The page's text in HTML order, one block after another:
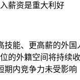
薪资是重大利好
技能、更高薪的外国
位的外籍空间将持续
期内竞争力未受影响